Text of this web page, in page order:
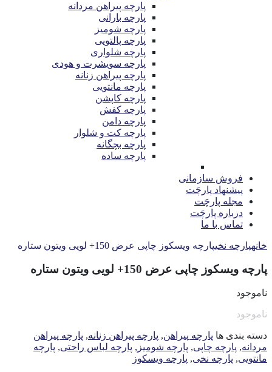
پارچه پیراهن مردانه
پارچه بارانی
پارچه شومیز
پارچه پالتویی
پارچه شلواری
پارچه سویشرت و هودی
پارچه پیراهن زنانه
پارچه مانتویی
پارچه کاپشن
پارچه کفش
پارچه دامن
پارچه کت و شلوار
پارچه بچگانه
پارچه ساده
فروش سازمانی
پیشنهاد پارچَت
مجله پارچَت
درباره پارچَت
تماس با ما
خانهپارچه نخیپارچه ویسکوز چاپی عرض 150+ لویی ویتون ستاره
پارچه ویسکوز چاپی عرض 150+ لویی ویتون ستاره
ناموجود
ناموجود
دسته بندی ها پارچه پیراهن, پارچه پیراهن زنانه, پارچه پیراهن
مردانه, پارچه چاپی, پارچه شومیز , پارچه لباس راحتی, پارچه
مانتویی, پارچه نخی, پارچه ویسکوز